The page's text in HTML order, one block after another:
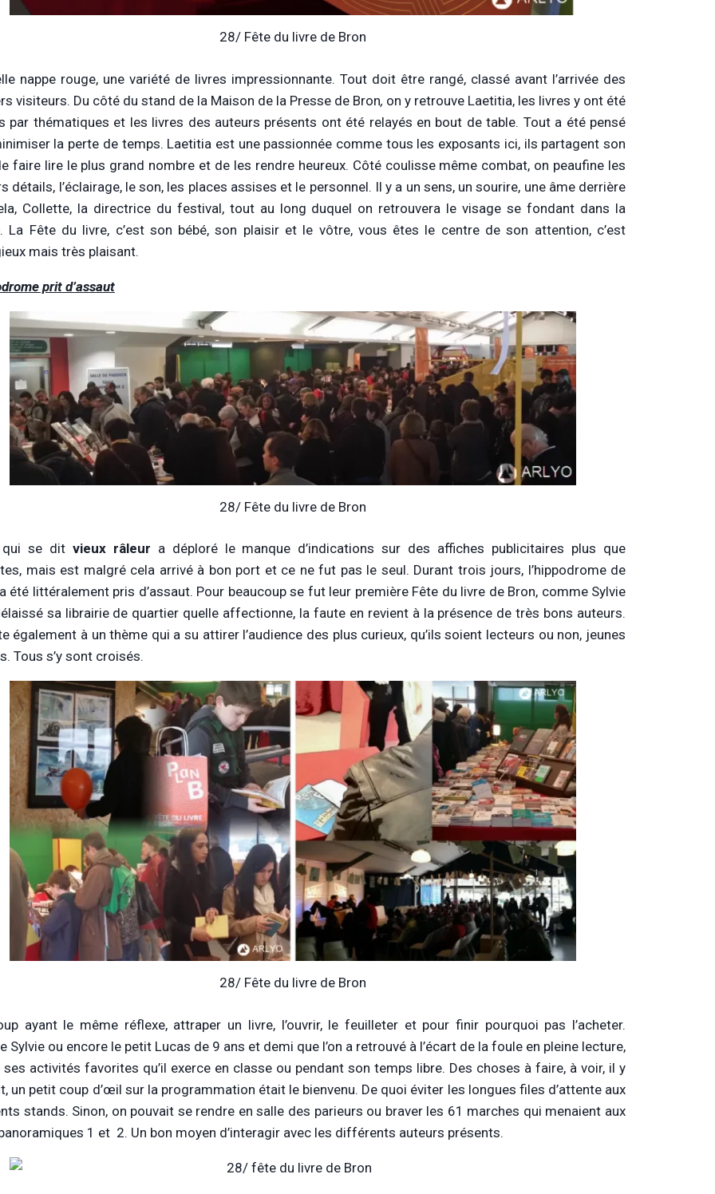
28/ Fête du livre de Bron
nappe rouge, une variété de livres impressionnante. Tout doit être rangé, classé avant l’arrivée des
visiteurs. Du côté du stand de la Maison de la Presse de Bron, on y retrouve Laetitia, les livres y ont été
par thématiques et les livres des auteurs présents ont été relayés en bout de table. Tout a été pensé
la perte de temps. Laetitia est une passionnée comme tous les exposants ici, ils partagent son
faire lire le plus grand nombre et de les rendre heureux. Côté coulisse même combat, on peaufine les
détails, l’éclairage, le son, les places assises et le personnel. Il y a un sens, un sourire, une âme derrière
Collette, la directrice du festival, tout au long duquel on retrouvera le visage se fondant dans la
La Fête du livre, c’est son bébé, son plaisir et le vôtre, vous êtes le centre de son attention, c’est
mais très plaisant.
prit d’assaut
28/ Fête du livre de Bron
qui se dit vieux râleur a déploré le manque d’indications sur des affiches publicitaires plus que
mais est malgré cela arrivé à bon port et ce ne fut pas le seul. Durant trois jours, l’hippodrome de
été littéralement pris d’assaut. Pour beaucoup se fut leur première Fête du livre de Bron, comme Sylvie
sa librairie de quartier quelle affectionne, la faute en revient à la présence de très bons auteurs.
également à un thème qui a su attirer l’audience des plus curieux, qu’ils soient lecteurs ou non, jeunes
Tous s’y sont croisés.
28/ Fête du livre de Bron
ayant le même réflexe, attraper un livre, l’ouvrir, le feuilleter et pour finir pourquoi pas l’acheter.
Sylvie ou encore le petit Lucas de 9 ans et demi que l’on a retrouvé à l’écart de la foule en pleine lecture,
ses activités favorites qu’il exerce en classe ou pendant son temps libre. Des choses à faire, à voir, il y
un petit coup d’œil sur la programmation était le bienvenu. De quoi éviter les longues files d’attente aux
stands. Sinon, on pouvait se rendre en salle des parieurs ou braver les 61 marches qui menaient aux
1 et 2. Un bon moyen d’interagir avec les différents auteurs présents.